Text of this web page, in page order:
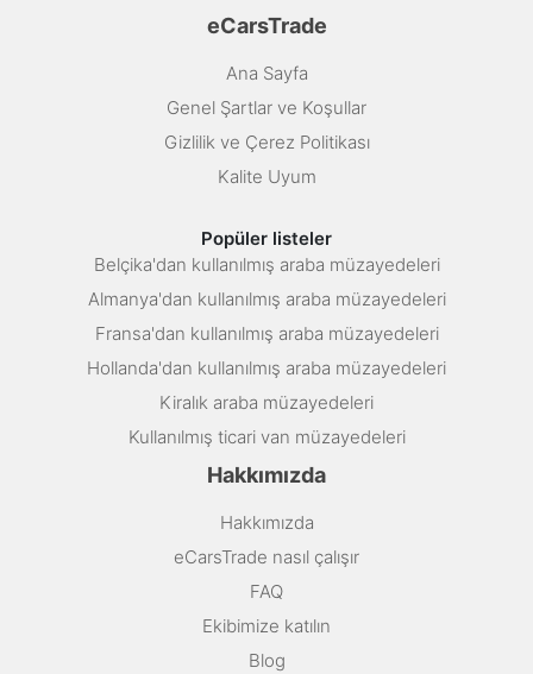
eCarsTrade
Ana Sayfa
Genel Şartlar ve Koşullar
Gizlilik ve Çerez Politikası
Kalite Uyum
Popüler listeler
Belçika'dan kullanılmış araba müzayedeleri
Almanya'dan kullanılmış araba müzayedeleri
Fransa'dan kullanılmış araba müzayedeleri
Hollanda'dan kullanılmış araba müzayedeleri
Kiralık araba müzayedeleri
Kullanılmış ticari van müzayedeleri
Hakkımızda
Hakkımızda
eCarsTrade nasıl çalışır
FAQ
Ekibimize katılın
Blog